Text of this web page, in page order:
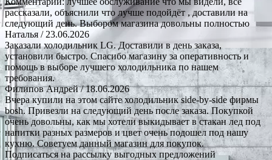
рассказали, объяснили что лучше подойдёт , доставили на
следующий день. Выбором магазина довольны полностью
Наталья / 23.06.2026
Заказали холодильник LG. Доставили в день заказа,
установили быстро. Спасибо магазину за оперативность и
помощь в выборе лучшего холодильника по нашем
требования.
Филипов Андрей/ 18.06.2026
Вчера купили на этом сайте холодильник side-by-side фирмы
bosh. Привезли на следующий день после заказа. Покупкой
очень довольны, как мы хотели выкидывает в стакан лед под
напитки разных размеров и цвет очень подошел под нашу
кухню. Советуем данный магазин для покупок.
Подписаться на рассылку выгодных предложений